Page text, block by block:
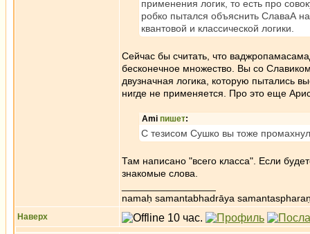
применения логик, то есть про
робко пытался объяснить СлаваА
квантовой и классической логики.
Сейчас бы считать, что
бесконечное множество. Вы со
двузначная логика, которую пытались
нигде не применяется. Про это еще
Ami пишет:
С тезисом Сушко вы тоже
Там написано "всего класса". Если
знакомые слова.
namaḥ samantabhadrāya
Наверх